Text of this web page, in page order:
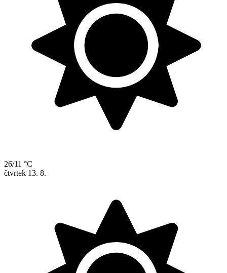
26/11 °C
čtvrtek 13. 8.